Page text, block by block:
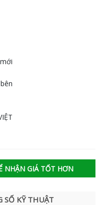
NHẬN GIÁ TỐT HƠN
SỐ KỸ THUẬT